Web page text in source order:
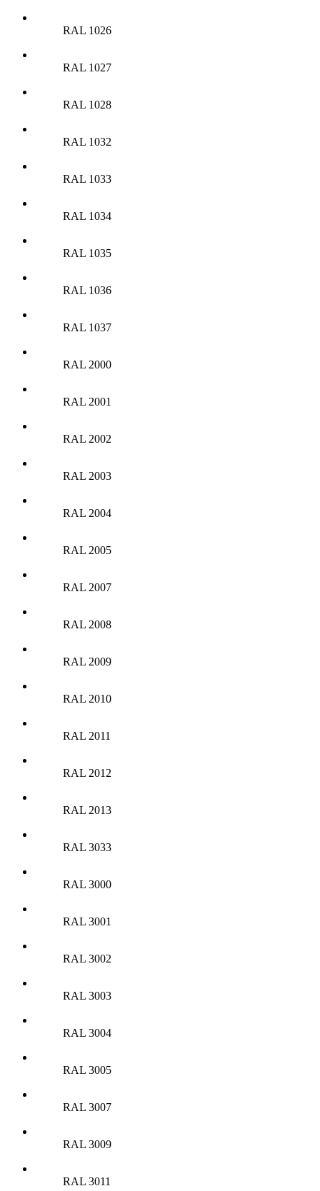
RAL 1026
RAL 1027
RAL 1028
RAL 1032
RAL 1033
RAL 1034
RAL 1035
RAL 1036
RAL 1037
RAL 2000
RAL 2001
RAL 2002
RAL 2003
RAL 2004
RAL 2005
RAL 2007
RAL 2008
RAL 2009
RAL 2010
RAL 2011
RAL 2012
RAL 2013
RAL 3033
RAL 3000
RAL 3001
RAL 3002
RAL 3003
RAL 3004
RAL 3005
RAL 3007
RAL 3009
RAL 3011